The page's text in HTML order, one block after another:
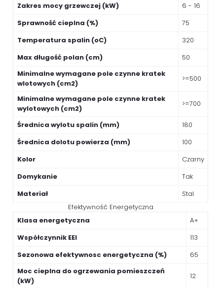
Zakres mocy grzewczej (kW)
6 - 16
Sprawność cieplna (%)
75
Temperatura spalin (oC)
320
Max długość polan (cm)
50
Minimalne wymagane pole czynne kratek
wlotowych (cm2)
>=500
Minimalne wymagane pole czynne kratek
wylotowych (cm2)
>=700
Średnica wylotu spalin (mm)
180
Średnica dolotu powierza (mm)
100
Kolor
Czarny
Domykanie
Tak
Materiał
Stal
Efektywność Energetyczna
Klasa energetyczna
A+
Współczynnik EEI
113
Sezonowa efektywnosc energetyczna (%)
65
Moc cieplna do ogrzewania pomieszczeń
(kW)
12